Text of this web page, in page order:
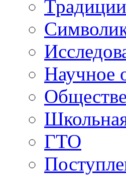
Научное
ГТО